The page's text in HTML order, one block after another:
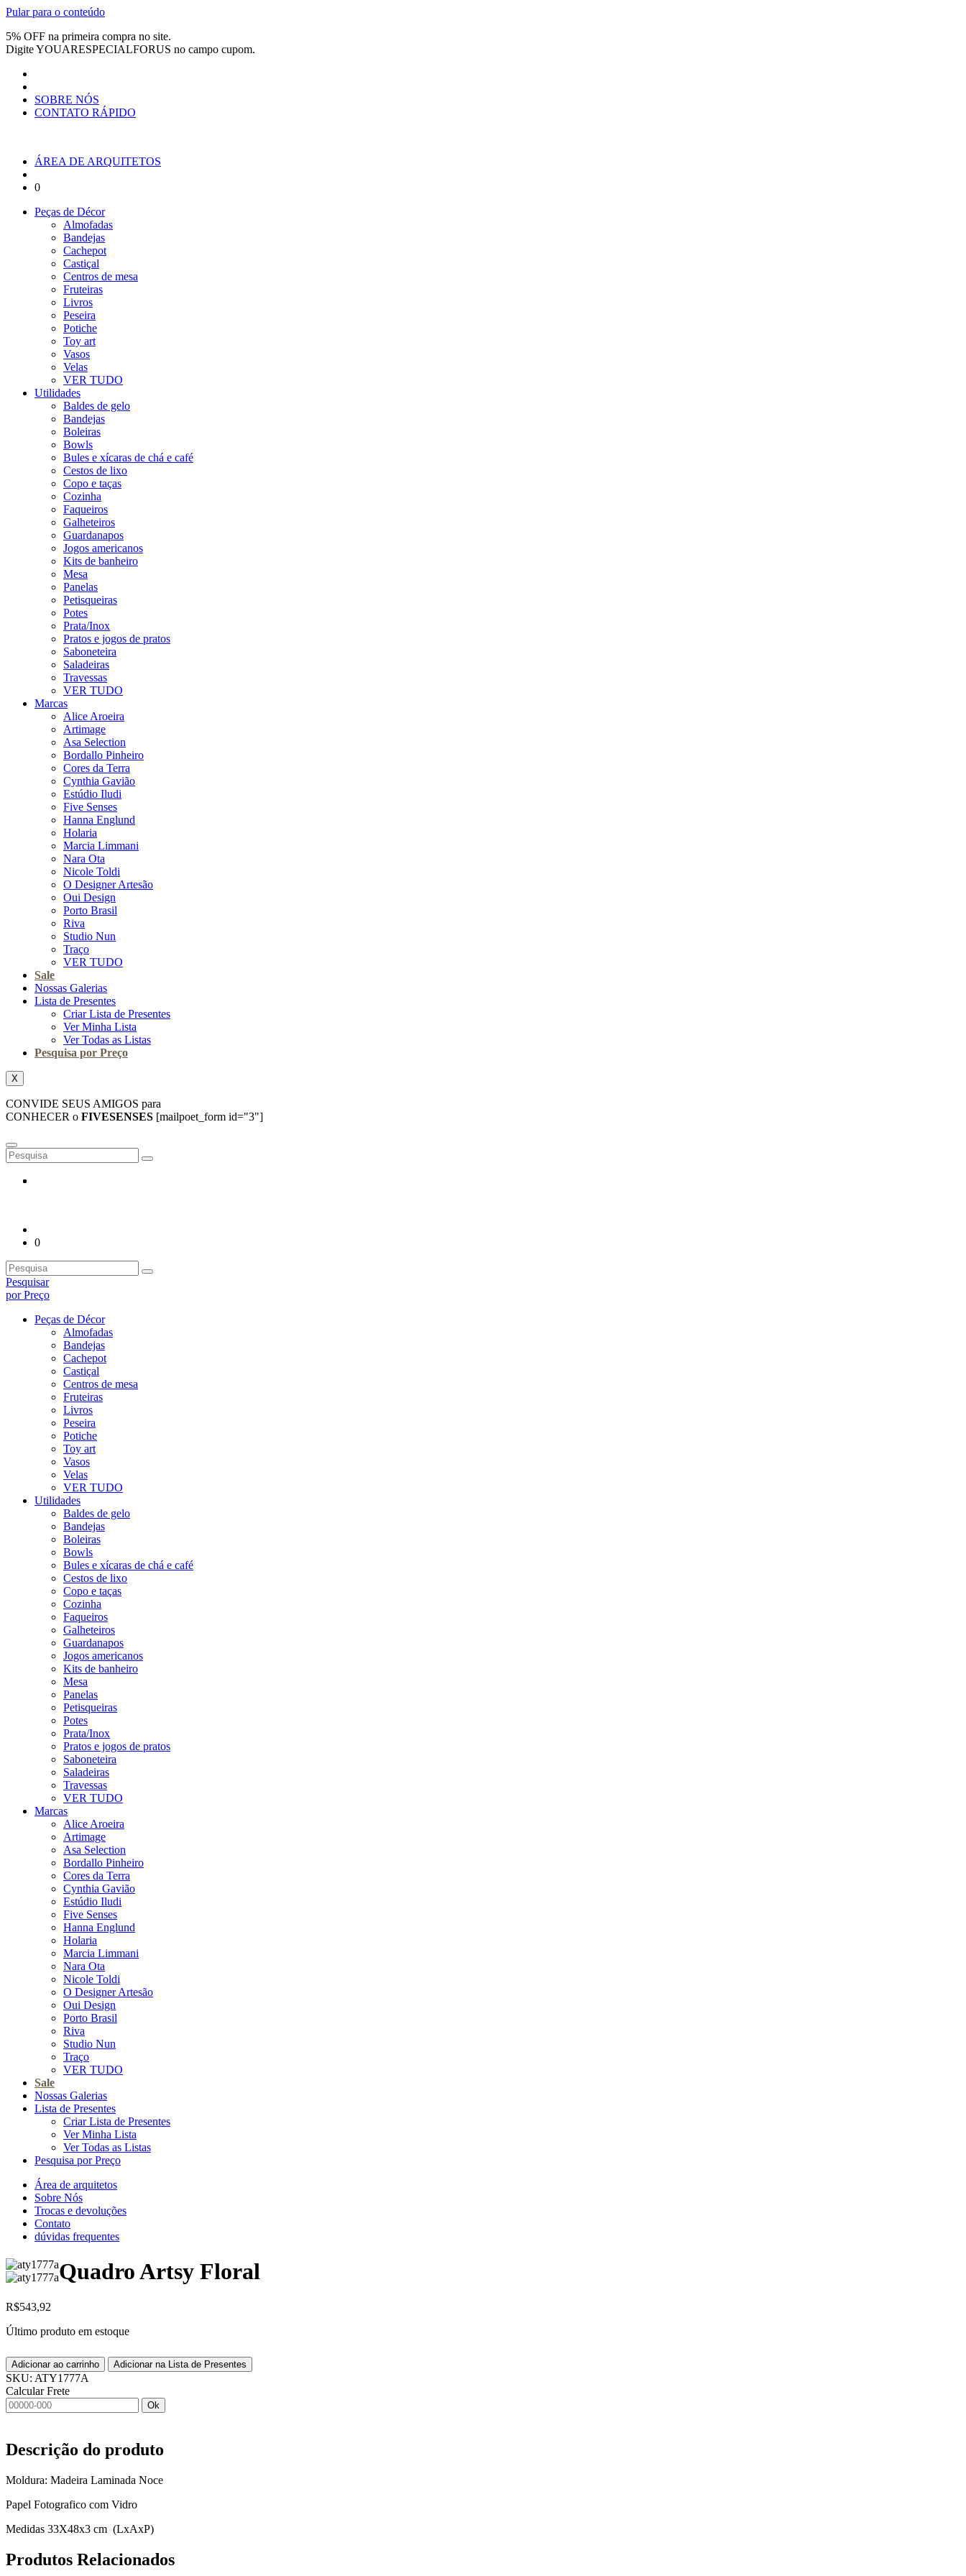
Pular para o conteúdo
5% OFF na primeira compra no site.
DigiteYOUARESPECIALFORUS no campo cupom.
SOBRE NÓS
CONTATO RÁPIDO
ÁREA DE ARQUITETOS
0
Peças de Décor
Almofadas
Bandejas
Cachepot
Castiçal
Centros de mesa
Fruteiras
Livros
Peseira
Potiche
Toy art
Vasos
Velas
VER TUDO
Utilidades
Baldes de gelo
Bandejas
Boleiras
Bowls
Bules e xícaras de chá e café
Cestos de lixo
Copo e taças
Cozinha
Faqueiros
Galheteiros
Guardanapos
Jogos americanos
Kits de banheiro
Mesa
Panelas
Petisqueiras
Potes
Prata/Inox
Pratos e jogos de pratos
Saboneteira
Saladeiras
Travessas
VER TUDO
Marcas
Alice Aroeira
Artimage
Asa Selection
Bordallo Pinheiro
Cores da Terra
Cynthia Gavião
Estúdio Iludi
Five Senses
Hanna Englund
Holaria
Marcia Limmani
Nara Ota
Nicole Toldi
O Designer Artesão
Oui Design
Porto Brasil
Riva
Studio Nun
Traço
VER TUDO
Sale
Nossas Galerias
Lista de Presentes
Criar Lista de Presentes
Ver Minha Lista
Ver Todas as Listas
Pesquisa por Preço
X
CONVIDE SEUS AMIGOS para
CONHECER o FIVESENSES [mailpoet_form id="3"]
0
Pesquisar
por Preço
Peças de Décor
Almofadas
Bandejas
Cachepot
Castiçal
Centros de mesa
Fruteiras
Livros
Peseira
Potiche
Toy art
Vasos
Velas
VER TUDO
Utilidades
Baldes de gelo
Bandejas
Boleiras
Bowls
Bules e xícaras de chá e café
Cestos de lixo
Copo e taças
Cozinha
Faqueiros
Galheteiros
Guardanapos
Jogos americanos
Kits de banheiro
Mesa
Panelas
Petisqueiras
Potes
Prata/Inox
Pratos e jogos de pratos
Saboneteira
Saladeiras
Travessas
VER TUDO
Marcas
Alice Aroeira
Artimage
Asa Selection
Bordallo Pinheiro
Cores da Terra
Cynthia Gavião
Estúdio Iludi
Five Senses
Hanna Englund
Holaria
Marcia Limmani
Nara Ota
Nicole Toldi
O Designer Artesão
Oui Design
Porto Brasil
Riva
Studio Nun
Traço
VER TUDO
Sale
Nossas Galerias
Lista de Presentes
Criar Lista de Presentes
Ver Minha Lista
Ver Todas as Listas
Pesquisa por Preço
Área de arquitetos
Sobre Nós
Trocas e devoluções
Contato
dúvidas frequentes
Quadro Artsy Floral
R$543,92
Último produto em estoque
Adicionar ao carrinho Adicionar na Lista de Presentes
SKU: ATY1777A
Calcular Frete
Ok
Descrição do produto
Moldura: Madeira Laminada Noce
Papel Fotografico com Vidro
Medidas 33X48x3 cm (LxAxP)
Produtos Relacionados